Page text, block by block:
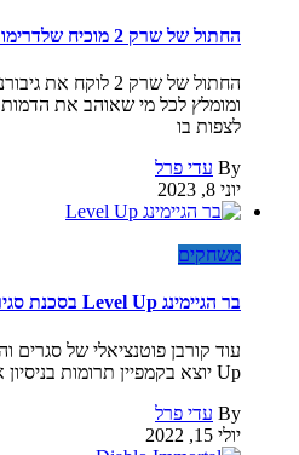
החתול של שרק 2 מוכיח שלדרימוורקס יש 9 נשמות
החתול של שרק 2
ומומלץ לכל מי שאוהב את
לצפות בו
By עדי פרל
יוני 8, 2023
משחקים
בר הגיימינג Level Up בסכנת סגירה, כך תוכלו לעזור
Up יוצא בקמפיין תרומות בניסיון אחרון להצילו מפני סגירה
By עדי פרל
יולי 15, 2022